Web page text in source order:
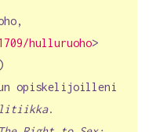
hulluruoho>
opiskelijoilleni
.